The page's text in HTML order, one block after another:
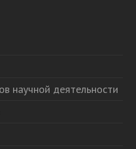
научной деятельности